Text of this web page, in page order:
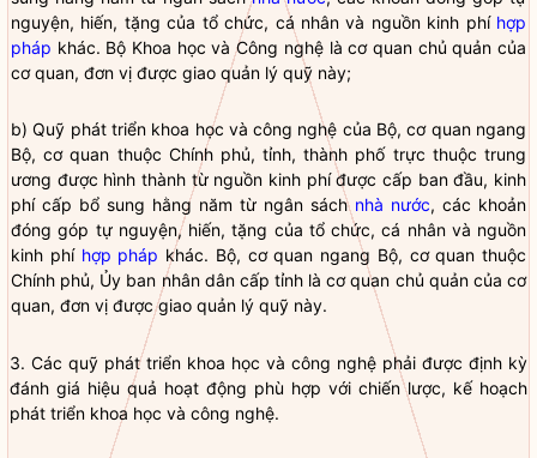
nguyện, hiến, tặng của tổ chức, cá nhân và nguồn kinh phí hợp
pháp khác. Bộ Khoa học và Công nghệ là cơ quan chủ quản của
cơ quan, đơn vị được giao quản lý quỹ này;
b) Quỹ phát triển khoa học và công nghệ của Bộ, cơ quan ngang
Bộ, cơ quan thuộc Chính phủ, tỉnh, thành phố trực thuộc trung
ương được hình thành từ nguồn kinh phí được cấp ban đầu, kinh
phí cấp bổ sung hằng năm từ ngân sách nhà nước, các khoản
đóng góp tự nguyện, hiến, tặng của tổ chức, cá nhân và nguồn
kinh phí hợp pháp khác. Bộ, cơ quan ngang Bộ, cơ quan thuộc
Chính phủ, Ủy ban nhân dân cấp tỉnh là cơ quan chủ quản của cơ
quan, đơn vị được giao quản lý quỹ này.
3. Các quỹ phát triển khoa học và công nghệ phải được định kỳ
đánh giá hiệu quả hoạt động phù hợp với chiến lược, kế hoạch
phát triển khoa học và công nghệ.